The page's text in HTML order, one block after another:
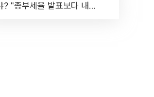
? "종부세율 발표보다 내릴